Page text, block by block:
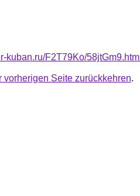
kuban.ru/F2T79Ko/58jtGm9.html
vorherigen Seite zurückkehren.